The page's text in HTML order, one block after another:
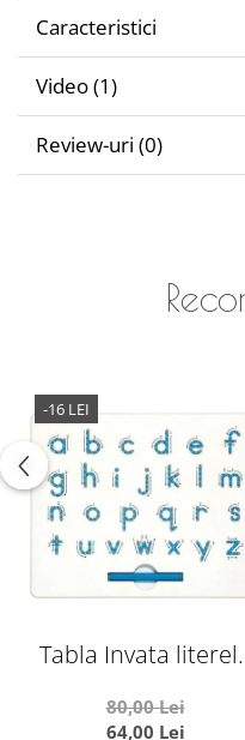
Caracteristici
Video(1)
Review-uri (0)
-16 LEI
Tabla Invata
cu creion magnetic
80,00 Lei
64,00 Lei